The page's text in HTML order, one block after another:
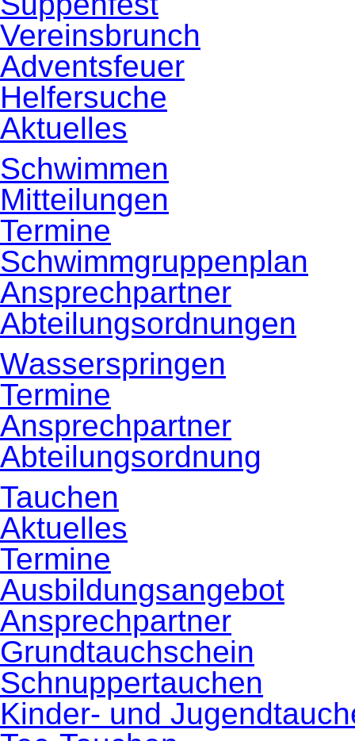
Vereinsbrunch
Adventsfeuer
Helfersuche
Aktuelles
Schwimmen
Mitteilungen
Termine
Schwimmgruppenplan
Ansprechpartner
Abteilungsordnungen
Wasserspringen
Termine
Ansprechpartner
Abteilungsordnung
Tauchen
Aktuelles
Termine
Ausbildungsangebot
Ansprechpartner
Grundtauchschein
Schnuppertauchen
Kinder- und